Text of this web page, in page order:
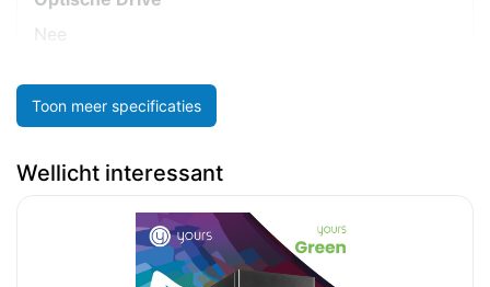
Nee
Toon meer specificaties
Wellicht interessant